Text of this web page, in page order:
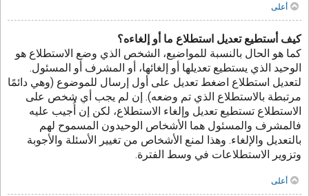
أعلى
كيف أستطيع تعديل استطلاع ما أو إلغاءه؟
كما هو الحال بالنسبة للمواضيع، الشخص الذي وضع الاستطلاع هو
الوحيد الذي يستطيع تعديلها أو إلغائها، أو المشرف أو المسئول.
لتعديل استطلاع اضغط تعديل على أول إرسال للموضوع (وهي دائمًا
مرتبطة بالاستطلاع الذي تم وضعه). إن لم يجب أي شخص على
الاستطلاع تستطيع تعديل وإلغاء الاستطلاع، لكن إن أُجيب عليه
فالمشرف والمسئول هما الأشخاص الوحيدون المسموح لهم
بالتعديل والإلغاء. وهذا لمنع الأشخاص من تغيير الأسئلة والأجوبة
وتزوير الاستطلاعات في وسط الفترة.
أعلى